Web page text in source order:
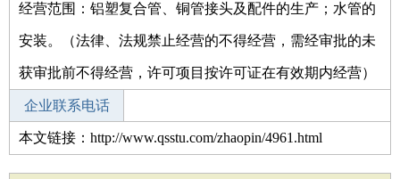
经营范围：铝塑复合管、铜管接头及配件的生产；水管的
安装。（法律、法规禁止经营的不得经营，需经审批的未
获审批前不得经营，许可项目按许可证在有效期内经营）
企业联系电话
本文链接：http://www.qsstu.com/zhaopin/4961.html